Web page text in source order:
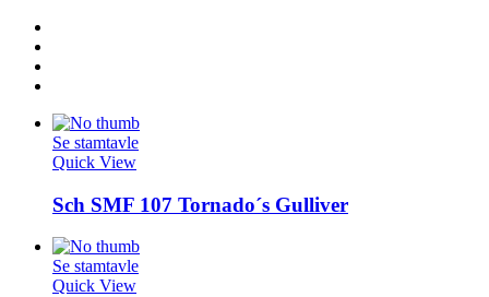
Se stamtavle
Quick View
Sch SMF 107 Tornado´s Gulliver
Se stamtavle
Quick View